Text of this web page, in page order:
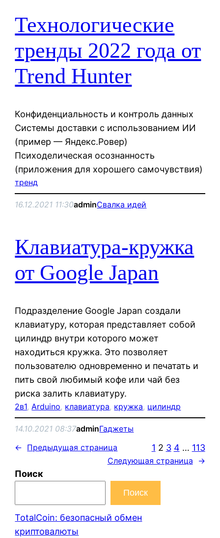
Технологические
тренды 2022 года от
Trend Hunter
Конфиденциальность и контроль данных
Системы доставки с использованием ИИ
(пример — Яндекс.Ровер)
Психоделическая осознанность
(приложения для хорошего самочувствия)
тренд
16.12.2021 11:30adminСвалка идей
Клавиатура-кружка
от Google Japan
Подразделение Google Japan создали
клавиатуру, которая представляет собой
цилиндр внутри которого может
находиться кружка. Это позволяет
пользователю одновременно и печатать и
пить свой любимый кофе или чай без
риска залить клавиатуру.
2в1, Arduino, клавиатура, кружка, цилиндр
14.10.2021 08:37adminГаджеты
← Предыдущая страница 1 2 3 4 … 113
Следующая страница →
Поиск
Поиск
TotalCoin: безопасный обмен
криптовалюты